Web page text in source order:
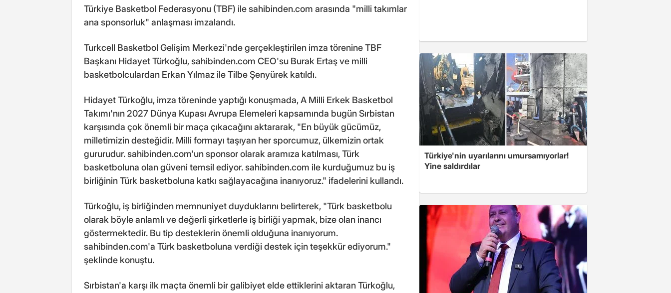
Türkiye Basketbol Federasyonu (TBF) ile sahibinden.com arasında "milli takımlar
ana sponsorluk" anlaşması imzalandı.
Turkcell Basketbol Gelişim Merkezi'nde gerçekleştirilen imza törenine TBF
Başkanı Hidayet Türkoğlu, sahibinden.com CEO'su Burak Ertaş ve milli
basketbolculardan Erkan Yılmaz ile Tilbe Şenyürek katıldı.
Hidayet Türkoğlu, imza töreninde yaptığı konuşmada, A Milli Erkek Basketbol
Takımı'nın 2027 Dünya Kupası Avrupa Elemeleri kapsamında bugün Sırbistan
karşısında çok önemli bir maça çıkacağını aktararak, "En büyük gücümüz,
milletimizin desteğidir. Milli formayı taşıyan her sporcumuz, ülkemizin ortak
gururudur. sahibinden.com'un sponsor olarak aramıza katılması, Türk
basketboluna olan güveni temsil ediyor. sahibinden.com ile kurduğumuz bu iş
birliğinin Türk basketboluna katkı sağlayacağına inanıyoruz." ifadelerini kullandı.
Türkoğlu, iş birliğinden memnuniyet duyduklarını belirterek, "Türk basketbolu
olarak böyle anlamlı ve değerli şirketlerle iş birliği yapmak, bize olan inancı
göstermektedir. Bu tip desteklerin önemli olduğuna inanıyorum.
sahibinden.com'a Türk basketboluna verdiği destek için teşekkür ediyorum."
şeklinde konuştu.
Sırbistan'a karşı ilk maçta önemli bir galibiyet elde ettiklerini aktaran Türkoğlu,
Türkiye'nin uyarılarını umursamıyorlar!
Yine saldırdılar